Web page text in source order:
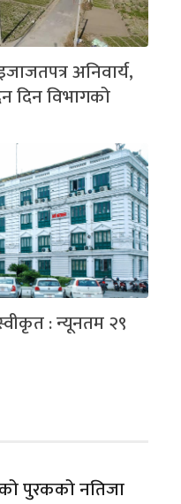
अनिवार्य,
दिन विभागको
: न्यूनतम २९
पुरकको नतिजा